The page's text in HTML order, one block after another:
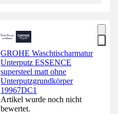
GROHE Waschtischarmatur
Unterputz ESSENCE
supersteel matt ohne
Unterputzgrundkörper
19967DC1
Artikel wurde noch nicht
bewertet.